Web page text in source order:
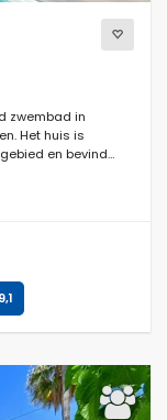
zwembad in
Het huis is
en bevindt
9,1